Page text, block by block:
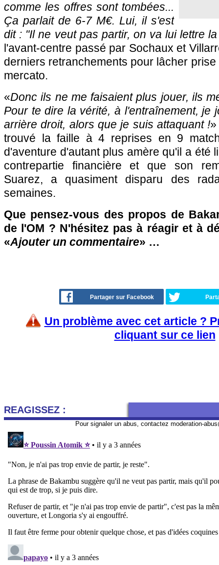
comme les offres sont tombées...
Ça parlait de 6-7 M€. Lui, il s'est
dit : "Il ne veut pas partir, on va lui lettre
l'avant-centre passé par Sochaux et
derniers retranchements pour lâcher
mercato.
«Donc ils ne me faisaient plus jouer, ils
Pour te dire la vérité, à l'entraînement, je
arrière droit, alors que je suis attaquant !
trouvé la faille à 4 reprises en 9
d'aventure d'autant plus amère qu'il a été
contrepartie financière et que son
Suarez, a quasiment disparu des
semaines.
Que pensez-vous des propos de
de l'OM ? N'hésitez pas à réagir et à
«Ajouter un commentaire» …
Partager sur Facebook
Un problème avec cet article ?
cliquant sur ce lien
REAGISSEZ :
Pour signaler un abus, contactez moderation-